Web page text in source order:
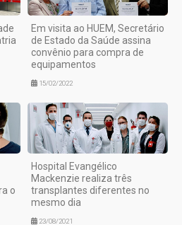
Em visita ao HUEM, Secretário
de Estado da Saúde assina
convênio para compra de
equipamentos
15/02/2022
o
Hospital Evangélico
Mackenzie realiza três
transplantes diferentes no
mesmo dia
23/08/2021